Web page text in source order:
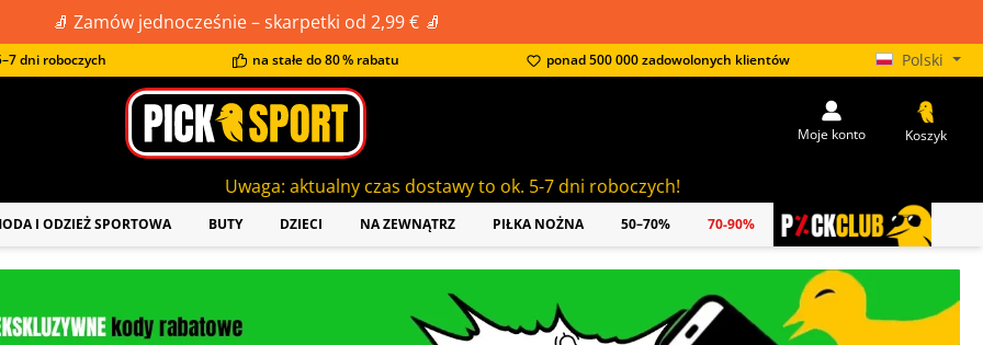
🧦 Zamów jednocześnie – skarpetki od 2,99 € 🧦
dni roboczych na stałe do 80 % rabatu ponad 500 000 zadowolonych klientów Polski
Uwaga: aktualny czas dostawy to ok. 5-7 dni roboczych!
Moje konto Koszyk
I ODZIEŻ SPORTOWA BUTY DZIECI NA ZEWNĄTRZ PIŁKA NOŻNA 50–70% 70-90% PICKCLUB